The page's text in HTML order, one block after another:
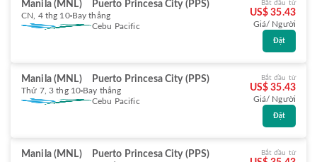
Manila (MNL) Puerto Princesa City (PPS)
CN, 4 thg 10 Bay thẳng
Cebu Pacific
Bắt đầu từ
US$ 35.43
Giá/ Người
Đặt
Manila (MNL) Puerto Princesa City (PPS)
Thứ 7, 3 thg 10 Bay thẳng
Cebu Pacific
Bắt đầu từ
US$ 35.43
Giá/ Người
Đặt
Manila (MNL) Puerto Princesa City (PPS) Bắt đầu từ